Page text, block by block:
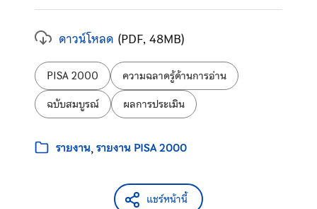
ดาวน์โหลด (PDF, 48MB)
ป้ายกำกับ:
PISA 2000
ความฉลาดรู้ด้านการอ่าน
ฉบับสมบูรณ์
ผลการประเมิน
หมวดหมู่:
รายงาน รายงาน PISA 2000
แชร์หน้านี้